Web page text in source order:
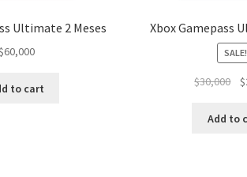
Ultimate 2 Meses
60,000
to cart
Xbox Gamepass
SALE!
$30,000 $
Add to